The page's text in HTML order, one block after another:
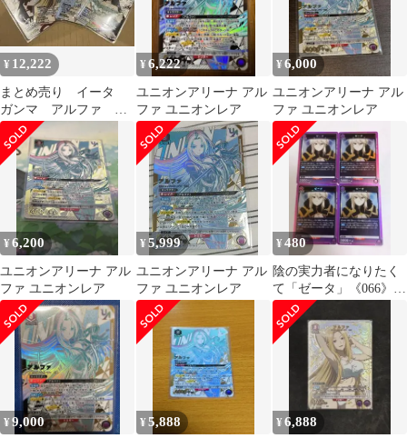
¥ 12,222
まとめ売り イータ
ガンマ アルファ ベ
ータ パラレル ユニ
オンアリーナ
¥6,222
ユニオンアリーナ アル
ファ ユニオンレア
¥6,000
ユニオンアリーナ アル
ファ ユニオンレア
¥6,200
ユニオンアリーナ アル
ファ ユニオンレア
¥5,999
ユニオンアリーナ アル
ファ ユニオンレア
¥480
陰の実力者になりたく
て「ゼータ」《066》
R（レア）４枚セッ
ト 紫
¥9,000 ¥5,888 ¥6,888